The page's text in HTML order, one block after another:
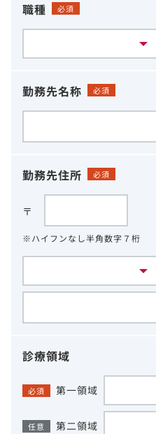
職種 必須
勤務先名称 必須
勤務先住所 必須
〒
※ハイフンなし半角数字７桁
診療領域
必須 第一領域
任意 第二領域